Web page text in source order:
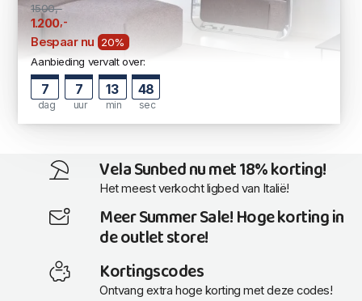
1500,-
1.200,-
Bespaar nu
20%
Aanbieding vervalt over:
7
dag
7
uur
13
min
47
sec
Vela Sunbed nu met 18% korting!
Het meest verkocht ligbed van Italië!
Meer Summer Sale! Hoge korting in
de outlet store!
Kortingscodes
Ontvang extra hoge korting met deze codes!